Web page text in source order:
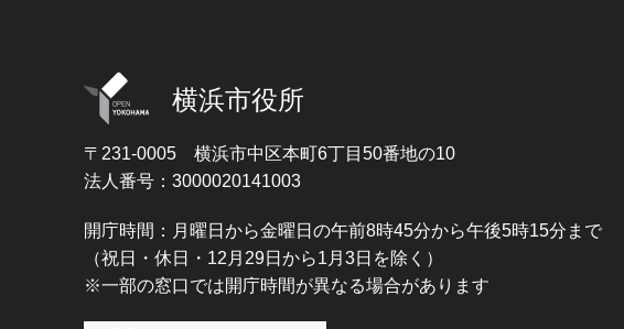
横浜市役所
〒231-0005 横浜市中区本町6丁目50番地の10
法人番号：3000020141003
開庁時間：月曜日から金曜日の午前8時45分から午後5時15分まで
（祝日・休日・12月29日から1月3日を除く）
※一部の窓口では開庁時間が異なる場合があります